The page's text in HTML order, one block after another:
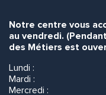
Notre centre vous
au vendredi.
des Métiers est
Lundi :
Mardi :
Mercredi :